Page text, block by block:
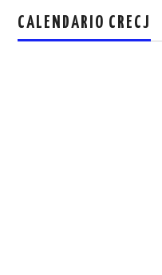
CALENDARIO CRECJ